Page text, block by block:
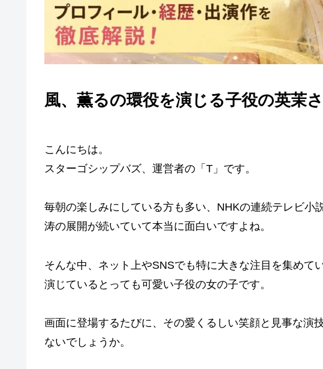
風、薫るの環役を演じる子役の英茉
こんにちは。
スターゴシップバズ、運営者の「T」です。
毎朝の楽しみにしている方も多い、NHKの連続テレビ小
涛の展開が続いていて本当に面白いですよね。
そんな中、ネット上やSNSでも特に大きな注目を集めて
演じているとっても可愛い子役の女の子です。
画面に登場するたびに、その愛くるしい笑顔と見事な演
ないでしょうか。